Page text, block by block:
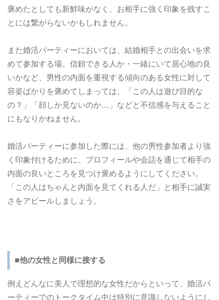
褒めたとしても新鮮味がなく、お相手に強く印象を残すこ
とには繋がらないかもしれません。
また婚活パーティーにおいては、結婚相手との出会いを求
めて参加する場。信頼できる人か・一緒にいて居心地の良
いかなど、男性の内面を重視する傾向のある女性に対して
容姿ばかりを褒めてしまっては、「この人は遊び目的な
の？」「顔しか見ないのか…」などと不信感を与えること
にもなりかねません。
婚活パーティーに参加した際には、他の男性参加者より強
く印象付けるために、プロフィールや会話を通じて相手の
内面の良いところを見つけ褒めるようにしてください。
「この人はちゃんと内面を見てくれる人だ」と相手に誠実
さをアピールしましょう。
■他の女性と同様に接する
例えどんなに美人で理想的な女性だからといって、婚活パ
ーティーでのトークタイム中は特別に意識しないようにし